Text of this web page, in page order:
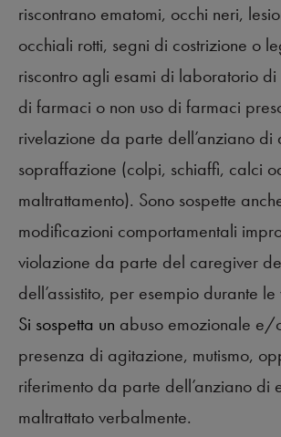
riscontrano ematomi, occhi neri,
occhiali rotti, segni di costrizione o
riscontro agli esami di laboratorio
di farmaci o non uso di farmaci
rivelazione da parte dell’anziano di
sopraffazione (colpi, schiaffi, calci
maltrattamento). Sono sospette
modificazioni comportamentali
violazione da parte del caregiver
dell’assistito, per esempio durante le
Si sospetta un abuso emozionale e/
presenza di agitazione, mutismo,
riferimento da parte dell’anziano di
maltrattato verbalmente.